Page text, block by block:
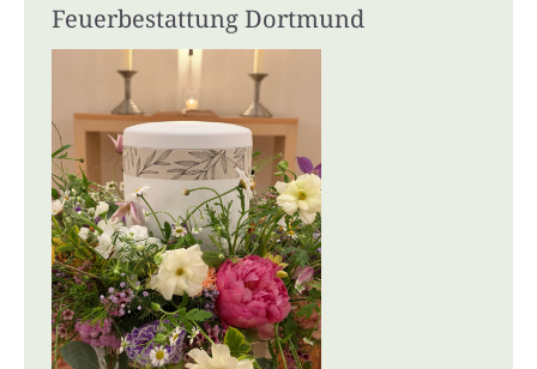
Feuerbestattung Dortmund